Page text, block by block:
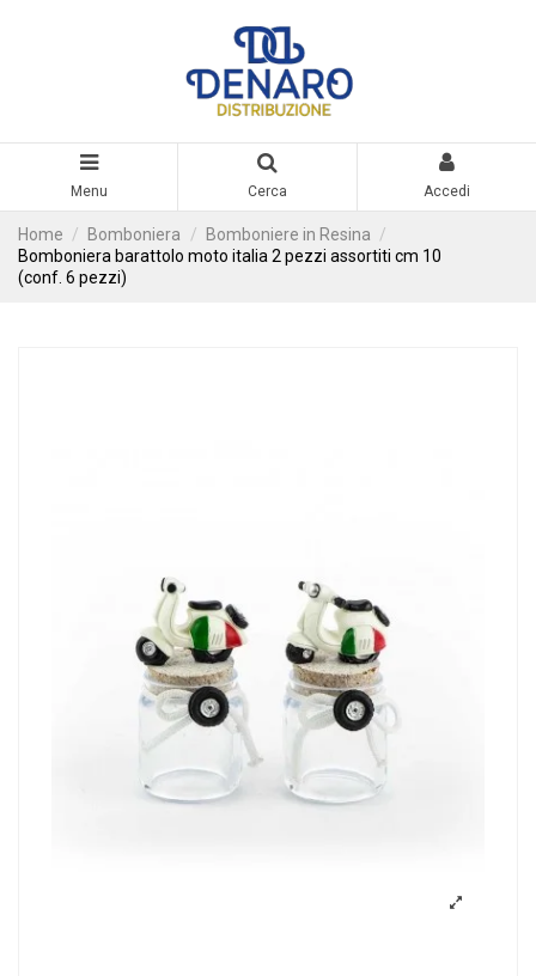
Menu Cerca Accedi
Home Bomboniera
Bomboniere in Resina
Bomboniera barattolo moto italia 2 pezzi assortiti cm 10
(conf. 6 pezzi)